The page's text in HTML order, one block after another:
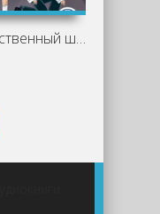
Таинственный шепот - Светлана